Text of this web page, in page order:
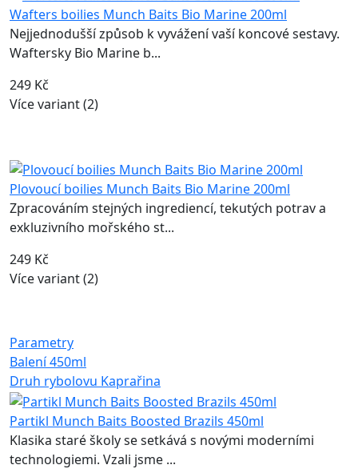
Wafters boilies Munch Baits Bio Marine 200ml
Nejjednodušší způsob k vyvážení vaší koncové sestavy.
Waftersky Bio Marine b...
249 Kč
Více variant (2)
Plovoucí boilies Munch Baits Bio Marine 200ml
Zpracováním stejných ingrediencí, tekutých potrav a
exkluzivního mořského st...
249 Kč
Více variant (2)
Parametry
Balení450ml
Druh rybolovu Kaprařina
Partikl Munch Baits Boosted Brazils 450ml
Klasika staré školy se setkává s novými moderními
technologiemi. Vzali jsme ...